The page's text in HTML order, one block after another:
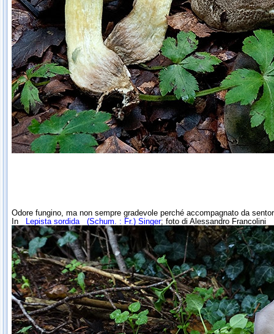
Odore fungino, ma non sempre gradevole perché accompagnato da
In
Lepista sordida (Schum. : Fr.) Singer; foto di Alessandro Francolini